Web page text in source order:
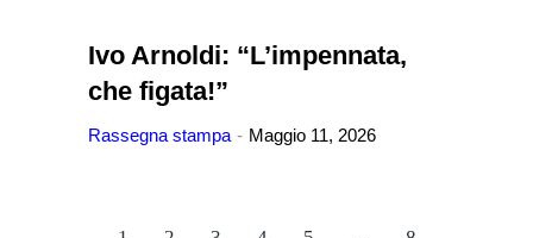
Ivo Arnoldi: “L’impennata,
che figata!”
Rassegna stampa Maggio 11, 2026